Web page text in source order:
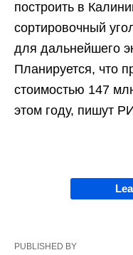
построить в
сортировочный
для дальнейшего
Планируется, что
стоимостью 147
этом году, пишут
PUBLISHED BY